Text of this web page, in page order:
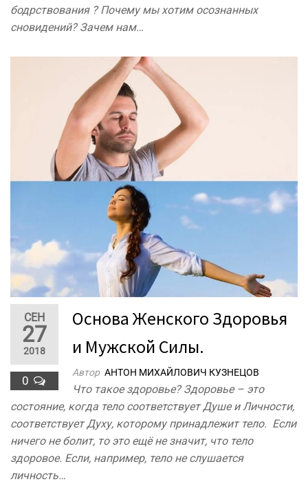
бодрствования ? Почему мы хотим осознанных
сновидений? Зачем нам…
СЕН
27
2018
0
Основа Женского Здоровья
и Мужской Силы.
Автор АНТОН МИХАЙЛОВИЧ КУЗНЕЦОВ
Что такое здоровье? Здоровье – это
состояние, когда тело соответствует Душе и Личности,
соответствует Духу, которому принадлежит тело. Если
ничего не болит, то это ещё не значит, что тело
здоровое. Если, например, тело не слушается
личность…